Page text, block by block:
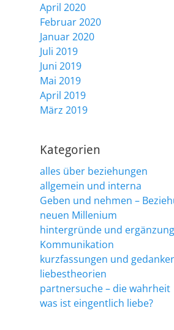
April 2020
Februar 2020
Januar 2020
Juli 2019
Juni 2019
Mai 2019
April 2019
März 2019
Kategorien
alles über beziehungen
allgemein und interna
Geben und nehmen –
neuen Millenium
hintergründe und
Kommunikation
kurzfassungen und
liebestheorien
partnersuche – die wahrheit
was ist eingentlich liebe?